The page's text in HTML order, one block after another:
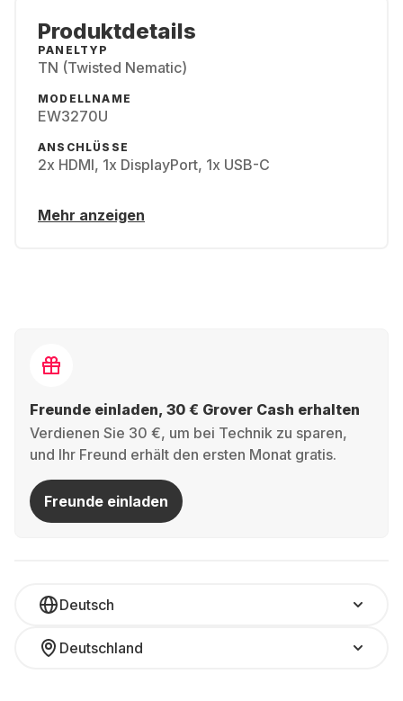
Produktdetails
PANELTYP
TN (Twisted Nematic)
MODELLNAME
EW3270U
ANSCHLÜSSE
2x HDMI, 1x DisplayPort, 1x USB-C
Mehr anzeigen
Freunde einladen, 30 € Grover Cash erhalten
Verdienen Sie 30 €, um bei Technik zu sparen,
und Ihr Freund erhält den ersten Monat gratis.
Freunde einladen
Deutsch
Deutschland